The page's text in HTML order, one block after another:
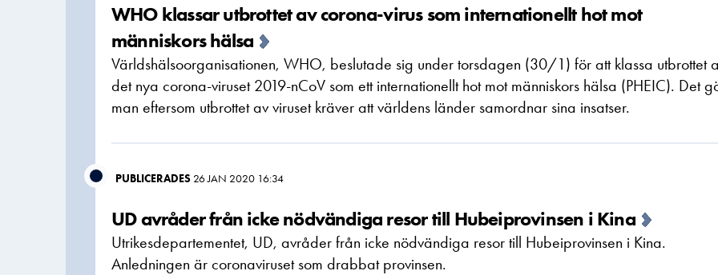
WHO klassar utbrottet av corona-virus som internationellt hot mot
människors hälsa
Världshälsoorganisationen, WHO, beslutade sig under torsdagen (30/1) för att klassa utbrottet
det nya corona-viruset 2019-nCoV som ett internationellt hot mot människors hälsa (PHEIC). Det
man eftersom utbrottet av viruset kräver att världens länder samordnar sina insatser.
PUBLICERADES 26 JAN 2020 16:34
UD avråder från icke nödvändiga resor till Hubeiprovinsen i Kina
Utrikesdepartementet, UD, avråder från icke nödvändiga resor till Hubeiprovinsen i Kina.
Anledningen är coronaviruset som drabbat provinsen.